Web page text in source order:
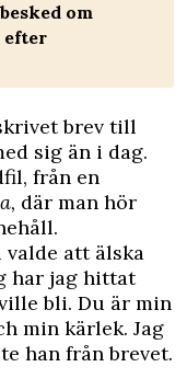
om
efter
brev till
sig än i dag.
från en
där man hör
att älska
har jag hittat
bli. Du är min
min kärlek. Jag
han från brevet.